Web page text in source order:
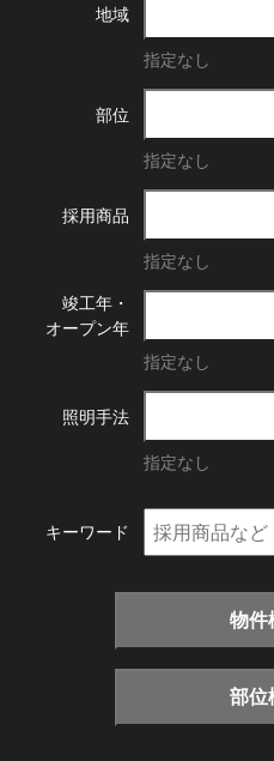
地域
指定なし
部位
指定なし
採用商品
指定なし
竣工年・
オープン年
指定なし
照明手法
指定なし
キーワード
物件
部位